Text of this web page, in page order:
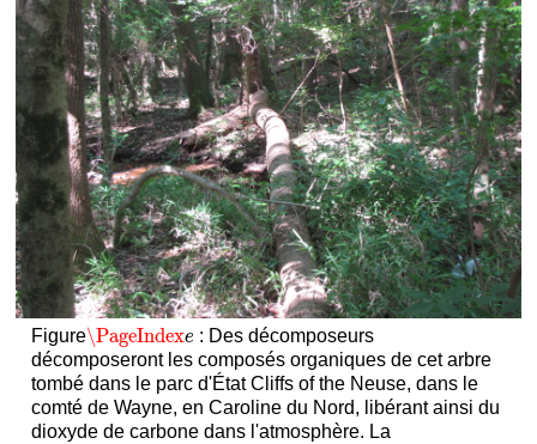
Figure\PageIndexe
\PageIndexe : Des décomposeurs
décomposeront les composés organiques de cet arbre
tombé dans le parc d'État Cliffs of the Neuse, dans le
comté de Wayne, en Caroline du Nord, libérant ainsi du
dioxyde de carbone dans l'atmosphère. La